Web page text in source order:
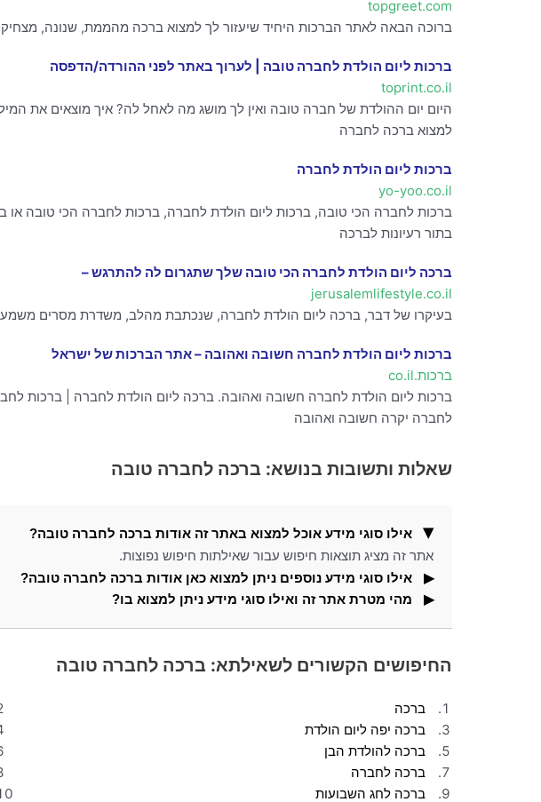
topgreet.com
ברוכה הבאה לאתר הברכות היחיד שיעזור לך למצוא ברכה מהממת, שנונה,
ברכות ליום הולדת לחברה טובה | לערוך באתר לפני ההורדה/הדפסה
toprint.co.il
היום יום ההולדת של חברה טובה ואין לך מושג מה לאחל לה? איך מוצאים את
למצוא ברכה לחברה
ברכות ליום הולדת לחברה
yo-yoo.co.il
ברכות לחברה הכי טובה, ברכות ליום הולדת לחברה, ברכות לחברה הכי טובה
בתור רעיונות לברכה
ברכה ליום הולדת לחברה הכי טובה שלך שתגרום לה להתרגש –
jerusalemlifestyle.co.il
בעיקרו של דבר, ברכה ליום הולדת לחברה, שנכתבת מהלב, משדרת מסרים
ברכות ליום הולדת לחברה חשובה ואהובה – אתר הברכות של ישראל
ברכות.co.il
ברכות ליום הולדת לחברה חשובה ואהובה. ברכה ליום הולדת לחברה | ברכות
לחברה יקרה חשובה ואהובה
שאלות ותשובות בנושא: ברכה לחברה טובה
אילו סוגי מידע אוכל למצוא באתר זה אודות ברכה לחברה טובה?
אתר זה מציג תוצאות חיפוש עבור שאילתות חיפוש נפוצות.
אילו סוגי מידע נוספים ניתן למצוא כאן אודות ברכה לחברה טובה?
כמו כן, ניתן למצוא כאן תמונות העונות על שאילתת החיפוש.
מהי מטרת אתר זה ואילו סוגי מידע ניתן למצוא בו?
החיפושים הקשורים לשאילתא: ברכה לחברה טובה
ברכה
ברכה יפה ליום הולדת
ברכה להולדת הבן
ברכה לחברה
ברכה לחג השבועות